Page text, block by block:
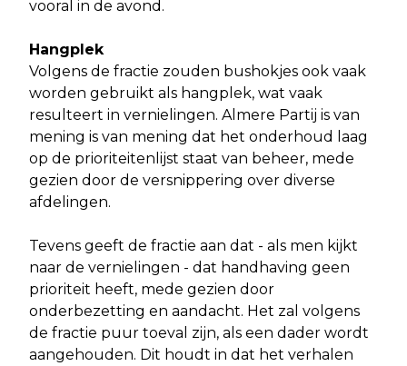
vooral in de avond.
Hangplek
Volgens de fractie zouden bushokjes ook vaak
worden gebruikt als hangplek, wat vaak
resulteert in vernielingen. Almere Partij is van
mening is van mening dat het onderhoud laag
op de prioriteitenlijst staat van beheer, mede
gezien door de versnippering over diverse
afdelingen.
Tevens geeft de fractie aan dat - als men kijkt
naar de vernielingen - dat handhaving geen
prioriteit heeft, mede gezien door
onderbezetting en aandacht. Het zal volgens
de fractie puur toeval zijn, als een dader wordt
aangehouden. Dit houdt in dat het verhalen